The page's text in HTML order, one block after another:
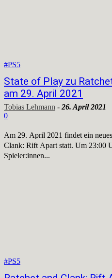
#PS5
State of Play zu
am 29. April 2021
Tobias Lehmann - 26. April 2021
0
Am 29. April 2021 findet ein
Clank: Rift Apart statt. Um 23:00
Spieler:innen...
#PS5